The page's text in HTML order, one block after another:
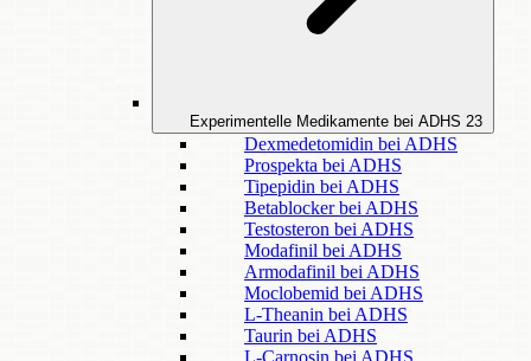
Experimentelle Medikamente bei ADHS 23
Dexmedetomidin bei ADHS
Prospekta bei ADHS
Tipepidin bei ADHS
Betablocker bei ADHS
Testosteron bei ADHS
Modafinil bei ADHS
Armodafinil bei ADHS
Moclobemid bei ADHS
L-Theanin bei ADHS
Taurin bei ADHS
L-Carnosin bei ADHS